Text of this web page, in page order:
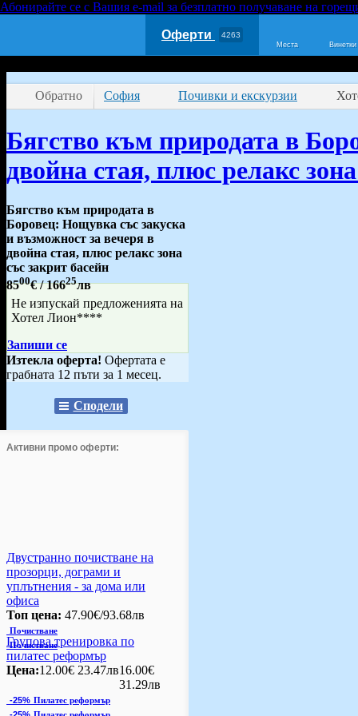
Абонирайте се с Вашия e-mail за безплатно получаване на
Оферти 4263
Места Винетки
Обратно София Почивки и екскурзии
Бягство към природата в
двойна стая, плюс релакс
Бягство към природата в
Боровец: Нощувка със закуска
и възможност за вечеря в
двойна стая, плюс релакс зона
със закрит басейн
8500€/ 16625лв
Не изпускай предложенията на
Хотел Лион****
Запиши се
Изтекла оферта! Офертата е
грабната 12 пъти за 1 месец.
Сподели
Активни промо оферти:
Двустранно почистване на
прозорци, дограми и
уплътнения - за дома или
офиса
Топ цена: 47.90€/93.68лв
Почистване
Почистване
Групова тренировка по
пилатес реформър
Цена:12.00€ 23.47лв16.00€
31.29лв
-25% Пилатес реформър